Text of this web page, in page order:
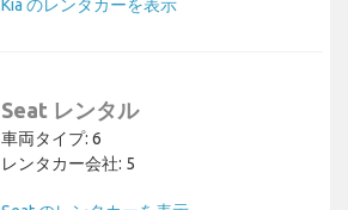
Kia のレンタカーを表示
Seat レンタル
車両タイプ: 6
レンタカー会社: 5